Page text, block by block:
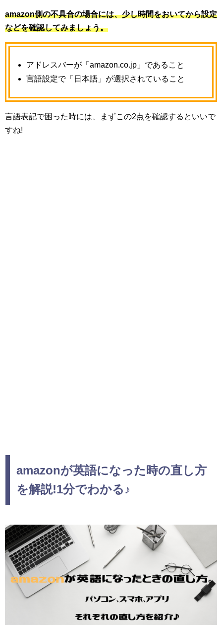
amazon側の不具合の場合には、少し時間をおいてから設定
などを確認してみましょう。
アドレスバーが「amazon.co.jp」であること
言語設定で「日本語」が選択されていること
言語表記で困った時には、まずこの2点を確認するといいで
すね!
amazonが英語になった時の直し方
を解説!1分でわかる♪